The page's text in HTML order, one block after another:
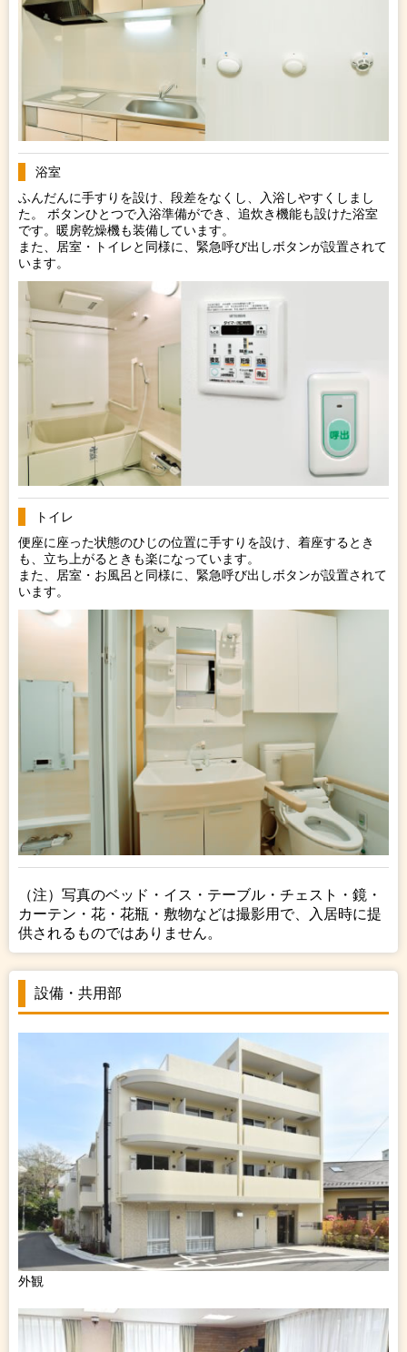
浴室
ふんだんに手すりを設け、段差をなくし、入浴しやすくしまし
た。 ボタンひとつで入浴準備ができ、追炊き機能も設けた浴室
です。暖房乾燥機も装備しています。
また、居室・トイレと同様に、緊急呼び出しボタンが設置されて
います。
トイレ
便座に座った状態のひじの位置に手すりを設け、着座するとき
も、立ち上がるときも楽になっています。
また、居室・お風呂と同様に、緊急呼び出しボタンが設置されて
います。
（注）写真のベッド・イス・テーブル・チェスト・鏡・
カーテン・花・花瓶・敷物などは撮影用で、入居時に提
供されるものではありません。
設備・共用部
外観